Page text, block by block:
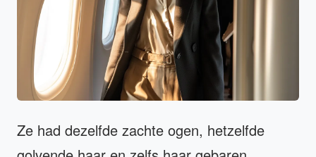
Ze had dezelfde zachte ogen, hetzelfde